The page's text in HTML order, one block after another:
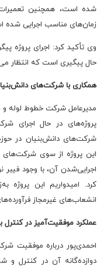
شده‌ است، همچنین
زمان‌های مناسب اجرایی شده
حال پیگیری است که انتظار
همکاری با شرکت‌های
مدیرعامل شرکت خطوط لوله و
پروژه‌های در حال اجرای
شرکت‌های دانش‌بنیان در
این پروژه از سوی
اجرایی‌شدن آن، با وجود
کرد. امیدواریم این پروژه
انشعاب‌های غیرمجاز
عملکرد موفقیت‌آمیز در
احمدی‌پور درباره موفقیت
دوازده‌گانه آن در کنترل و